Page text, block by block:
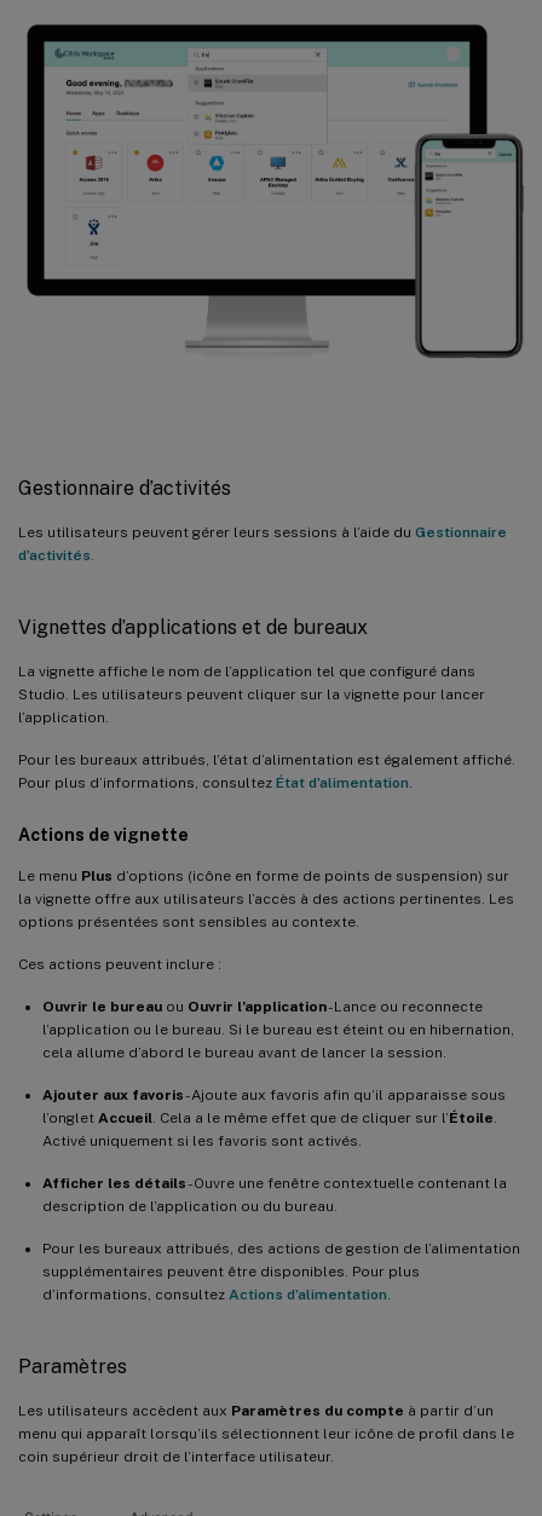
Gestionnaire d’activités
Les utilisateurs peuvent gérer leurs sessions à l’aide du Gestionnaire
d’activités.
Vignettes d’applications et de bureaux
La vignette affiche le nom de l’application tel que configuré dans
Studio. Les utilisateurs peuvent cliquer sur la vignette pour lancer
l’application.
Pour les bureaux attribués, l’état d’alimentation est également affiché.
Pour plus d’informations, consultez État d’alimentation.
Actions de vignette
Le menu Plus d’options (icône en forme de points de suspension) sur
la vignette offre aux utilisateurs l’accès à des actions pertinentes. Les
options présentées sont sensibles au contexte.
Ces actions peuvent inclure :
Ouvrir le bureau ou Ouvrir l’application- Lance ou reconnecte
l’application ou le bureau. Si le bureau est éteint ou en hibernation,
cela allume d’abord le bureau avant de lancer la session.
Ajouter aux favoris- Ajoute aux favoris afin qu’il apparaisse sous
l’onglet Accueil. Cela a le même effet que de cliquer sur l’Étoile.
Activé uniquement si les favoris sont activés.
Afficher les détails- Ouvre une fenêtre contextuelle contenant la
description de l’application ou du bureau.
Pour les bureaux attribués, des actions de gestion de l’alimentation
supplémentaires peuvent être disponibles. Pour plus
d’informations, consultez Actions d’alimentation.
Paramètres
Les utilisateurs accèdent aux Paramètres du compte à partir d’un
menu qui apparaît lorsqu’ils sélectionnent leur icône de profil dans le
coin supérieur droit de l’interface utilisateur.